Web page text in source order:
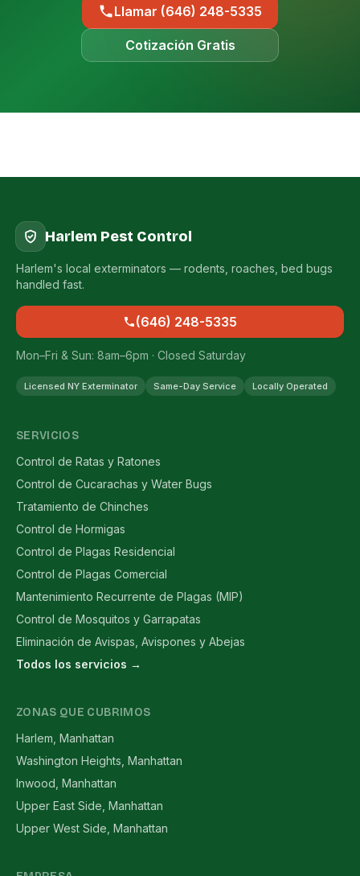
Llamar (646) 248-5335
Cotización Gratis
Harlem Pest Control
Harlem's local exterminators — rodents, roaches, bed bugs
handled fast.
(646) 248-5335
Mon–Fri & Sun: 8am–6pm · Closed Saturday
Licensed NY Exterminator Same-Day Service Locally Operated
SERVICIOS
Control de Ratas y Ratones
Control de Cucarachas y Water Bugs
Tratamiento de Chinches
Control de Hormigas
Control de Plagas Residencial
Control de Plagas Comercial
Mantenimiento Recurrente de Plagas (MIP)
Control de Mosquitos y Garrapatas
Eliminación de Avispas, Avispones y Abejas
Todos los servicios →
ZONAS QUE CUBRIMOS
Harlem, Manhattan
Washington Heights, Manhattan
Inwood, Manhattan
Upper East Side, Manhattan
Upper West Side, Manhattan